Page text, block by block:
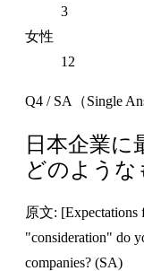
3
女性
12
Q4 / SA（Single
日本企業に
どのような
原文:
"consideration" do
companies? (SA)